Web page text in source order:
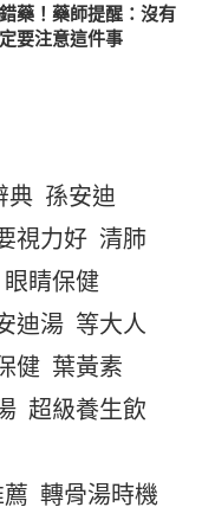
藥！藥師提醒：沒有
要注意這件事
典 孫安迪
視力好 清肺
眼睛保健
迪湯 等大人
健 葉黃素
超級養生飲
轉骨湯時機